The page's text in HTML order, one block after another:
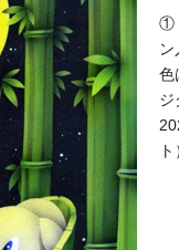
①
色
ジ